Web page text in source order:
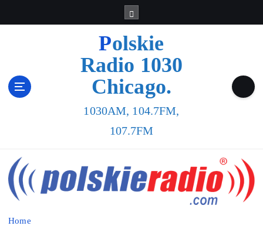
Polskie
Radio 1030
Chicago.
1030AM, 104.7FM,
107.7FM
Home